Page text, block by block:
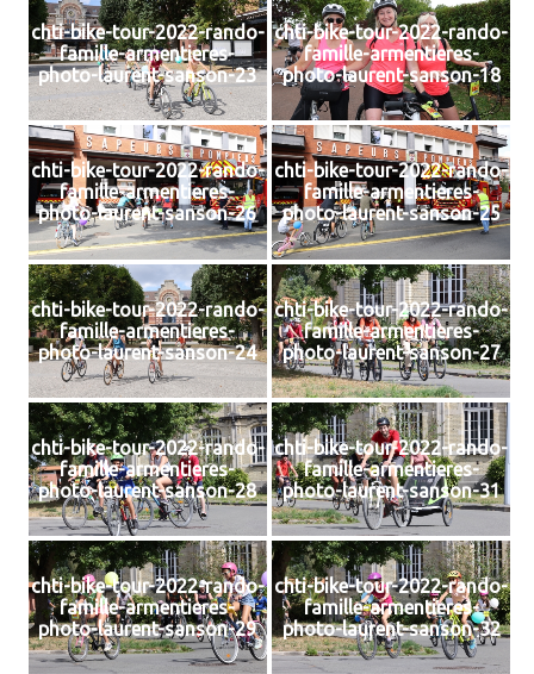
chti-bike-tour-2022-rando-
famille-armentieres-
photo-laurent-sanson-23
chti-bike-tour-2022-rando-
famille-armentieres-
photo-laurent-sanson-18
chti-bike-tour-2022-rando-
famille-armentieres-
photo-laurent-sanson-26
chti-bike-tour-2022-rando-
famille-armentieres-
photo-laurent-sanson-25
chti-bike-tour-2022-rando-
famille-armentieres-
photo-laurent-sanson-24
chti-bike-tour-2022-rando-
famille-armentieres-
photo-laurent-sanson-27
chti-bike-tour-2022-rando-
famille-armentieres-
photo-laurent-sanson-28
chti-bike-tour-2022-rando-
famille-armentieres-
photo-laurent-sanson-31
chti-bike-tour-2022-rando-
famille-armentieres-
photo-laurent-sanson-29
chti-bike-tour-2022-rando-
famille-armentieres-
photo-laurent-sanson-32